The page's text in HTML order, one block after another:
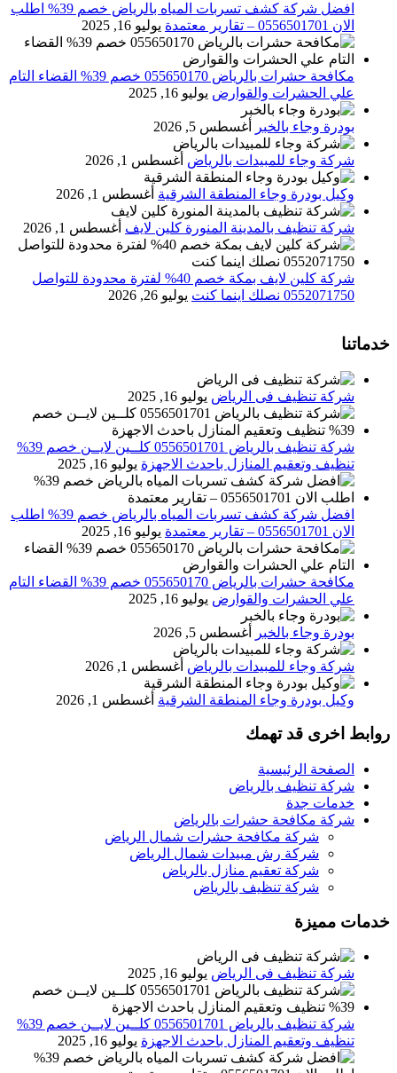
افضل شركة كشف تسربات المياه بالرياض خصم 39% اطلب
الان 0556501701‬‏ – تقارير معتمدة
يوليو 16, 2025
مكافحة حشرات بالرياض 055650170 خصم 39% القضاء التام
علي الحشرات والقوارض يوليو 16, 2025
بودرة وجاء بالخبر أغسطس 5, 2026
شركة وجاء للمبيدات بالرياض أغسطس 1, 2026
وكيل بودرة وجاء المنطقة الشرقية أغسطس 1, 2026
شركة تنظيف بالمدينة المنورة كلين لايف أغسطس 1, 2026
شركة كلين لايف بمكة خصم 40% لفترة محدودة للتواصل
0552071750 نصلك اينما كنت
يوليو 26, 2026
خدماتنا
شركة تنظيف فى الرياض يوليو 16, 2025
شركة تنظيف بالرياض 0556501701 كلــين لايــن خصم 39%
تنظيف وتعقيم المنازل باحدث الاجهزة يوليو 16, 2025
افضل شركة كشف تسربات المياه بالرياض خصم 39% اطلب
الان 0556501701‬‏ – تقارير معتمدة
يوليو 16, 2025
مكافحة حشرات بالرياض 055650170 خصم 39% القضاء التام
علي الحشرات والقوارض يوليو 16, 2025
بودرة وجاء بالخبر أغسطس 5, 2026
شركة وجاء للمبيدات بالرياض أغسطس 1, 2026
وكيل بودرة وجاء المنطقة الشرقية أغسطس 1, 2026
روابط اخرى قد تهمك
الصفحة الرئيسية
شركة تنظيف بالرياض
خدمات جدة
شركة مكافحة حشرات بالرياض
شركة مكافحة حشرات شمال الرياض
شركة رش مبيدات شمال الرياض
شركة تعقيم منازل بالرياض
شركة تنظيف بالرياض
خدمات مميزة
شركة تنظيف فى الرياض يوليو 16, 2025
شركة تنظيف بالرياض 0556501701 كلــين لايــن خصم 39%
تنظيف وتعقيم المنازل باحدث الاجهزة يوليو 16, 2025